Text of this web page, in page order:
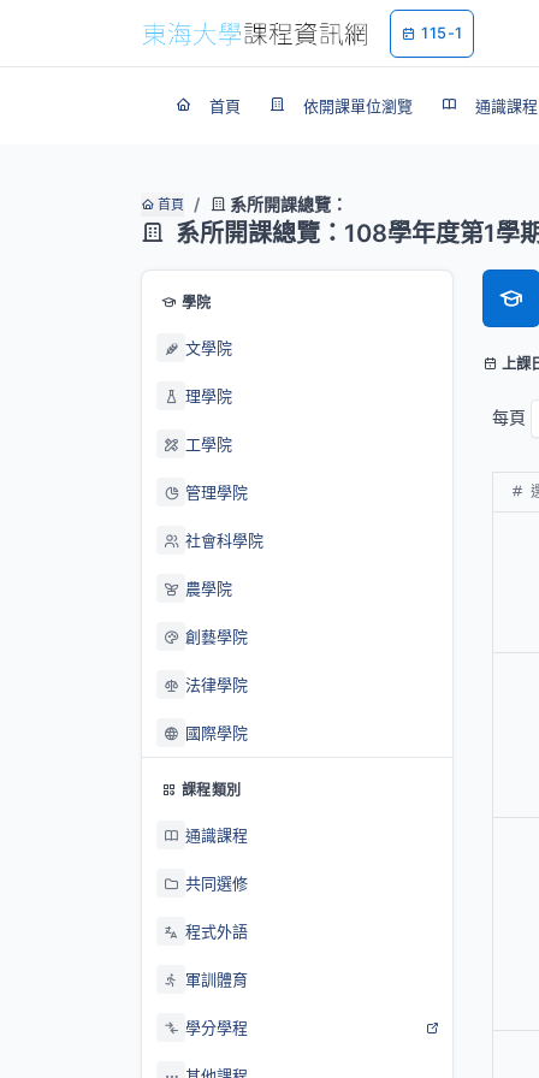
115-1
首頁 依開課單位瀏覽 通識課程
首頁 系所開課總覽：
系所開課總覽：108學年度第1學
學院
文學院
理學院
工學院
管理學院
社會科學院
農學院
創藝學院
法律學院
國際學院
課程類別
通識課程
共同選修
程式外語
軍訓體育
學分學程
上課
每頁